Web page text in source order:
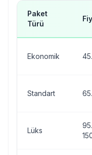
Paket
Türü
Ekonomik
Standart
Lüks